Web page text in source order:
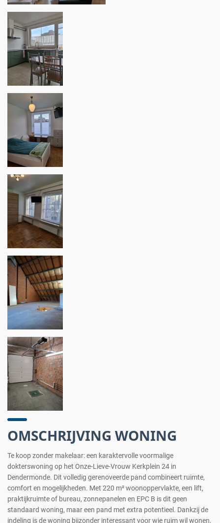
OMSCHRIJVING WONING
Te koop zonder makelaar: een karaktervolle voormalige
dokterswoning op het Onze-Lieve-Vrouw Kerkplein 24 in
Dendermonde. Dit volledig gerenoveerde pand combineert ruimte,
comfort en mogelijkheden. Met 220 m² woonoppervlakte, een lift,
praktijkruimte of bureau, zonnepanelen en EPC B is dit geen
standaard woning, maar een pand met extra potentieel. Dankzij de
indeling is de woning bijzonder interessant voor wie ruim wil wonen,